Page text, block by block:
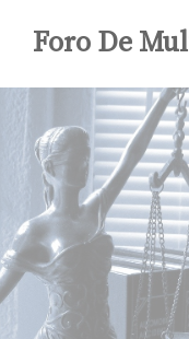
Foro De